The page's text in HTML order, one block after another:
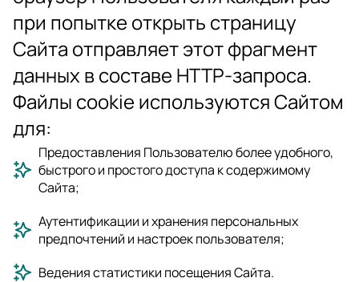
при попытке открыть страницу
Сайта отправляет этот фрагмент
данных в составе HTTP-запроса.
Файлы cookie используются Сайтом
для:
Предоставления Пользователю более удобного,
быстрого и простого доступа к содержимому
Сайта;
Аутентификации и хранения персональных
предпочтений и настроек пользователя;
Ведения статистики посещения Сайта.